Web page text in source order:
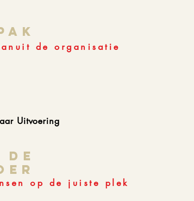
de organisatie
Uitvoering
DE
op de juiste plek